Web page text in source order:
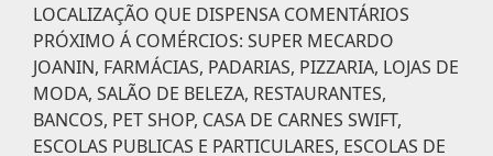
LOCALIZAÇÃO QUE DISPENSA COMENTÁRIOS
PRÓXIMO Á COMÉRCIOS: SUPER MECARDO
JOANIN, FARMÁCIAS, PADARIAS, PIZZARIA, LOJAS DE
MODA, SALÃO DE BELEZA, RESTAURANTES,
BANCOS, PET SHOP, CASA DE CARNES SWIFT,
ESCOLAS PUBLICAS E PARTICULARES, ESCOLAS DE